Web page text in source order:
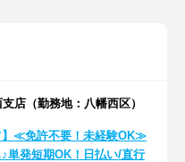
店（勤務地：八幡西区）
】≪免許不要！未経験OK≫
単発短期OK！日払い/直行